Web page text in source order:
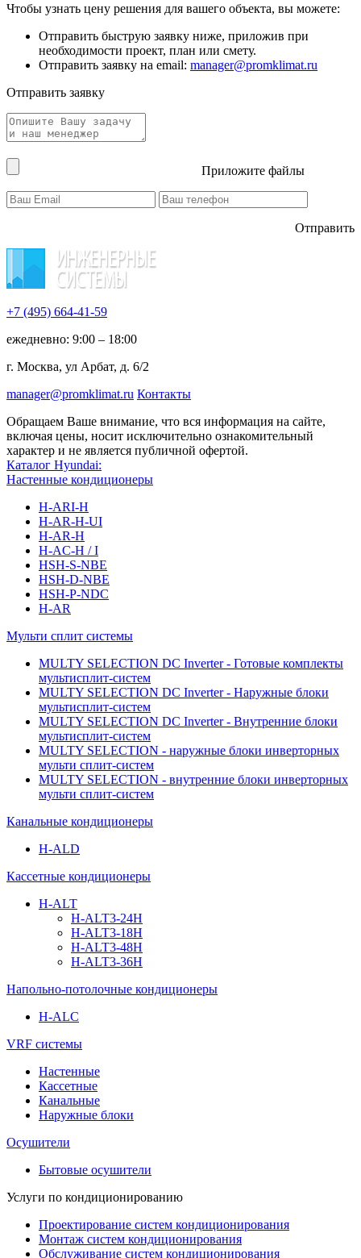
Чтобы узнать цену решения для вашего объекта, вы можете:
Отправить быструю заявку ниже, приложив при
необходимости проект, план или смету.
Отправить заявку на email: manager@promklimat.ru
Отправить заявку
Приложите файлы
Отправить
+7 (495) 664-41-59
ежедневно: 9:00 – 18:00
г. Москва, ул Арбат, д. 6/2
manager@promklimat.ru Контакты
Обращаем Ваше внимание, что вся информация на сайте,
включая цены, носит исключительно ознакомительный
характер и не является публичной офертой.
Каталог Hyundai:
Настенные кондиционеры
H-ARI-H
H-AR-H-UI
H-AR-H
H-AC-H / I
HSH-S-NBE
HSH-D-NBE
HSH-P-NDC
H-AR
Мульти сплит системы
MULTY SELECTION DC Inverter - Готовые комплекты
мультисплит-систем
MULTY SELECTION DC Inverter - Наружные блоки
мультисплит-систем
MULTY SELECTION DC Inverter - Внутренние блоки
мультисплит-систем
MULTY SELECTION - наружные блоки инверторных
мульти сплит-систем
MULTY SELECTION - внутренние блоки инверторных
мульти сплит-систем
Канальные кондиционеры
H-ALD
Кассетные кондиционеры
H-ALT
H-ALT3-24H
H-ALT3-18H
H-ALT3-48H
H-ALT3-36H
Напольно-потолочные кондиционеры
H-ALC
VRF системы
Настенные
Кассетные
Канальные
Наружные блоки
Осушители
Бытовые осушители
Услуги по кондиционированию
Проектирование систем кондиционирования
Монтаж систем кондиционирования
Обслуживание систем кондиционирования